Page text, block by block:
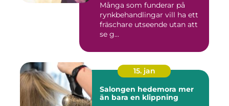
Många som funderar på
rynkbehandlingar vill ha ett
fräschare utseende utan att
se g...
15. jan
Salongen hedemora mer
än bara en klippning